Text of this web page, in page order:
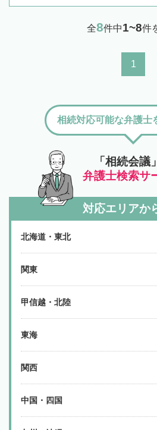
全8件中1~8件
1
「相続会議
弁護士検索サ
相続対応可能な弁護士
対応エリアか
北海道・東北
関東
甲信越・北陸
東海
関西
中国・四国